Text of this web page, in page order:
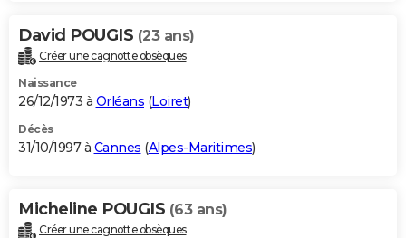
David POUGIS (23 ans)
Créer une cagnotte obsèques
Naissance
26/12/1973 à Orléans (Loiret)
Décès
31/10/1997 à Cannes (Alpes-Maritimes)
Micheline POUGIS (63 ans)
Créer une cagnotte obsèques